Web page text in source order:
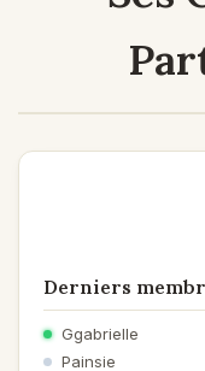
Derniers
Ggabrielle
Painsie